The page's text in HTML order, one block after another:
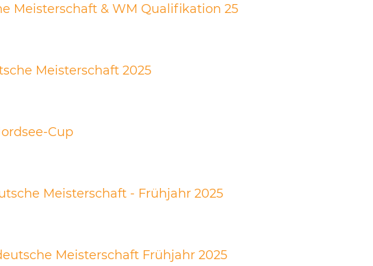
Meisterschaft & WM Qualifikation 25
Meisterschaft 2025
Cup
Meisterschaft - Frühjahr 2025
Meisterschaft Frühjahr 2025